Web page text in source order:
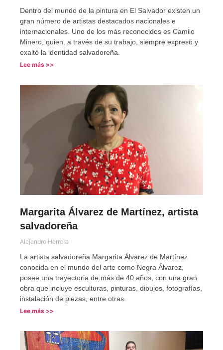
Dentro del mundo de la pintura en El Salvador existen un
gran número de artistas destacados nacionales e
internacionales. Uno de los más reconocidos es Camilo
Minero, quien, a través de su trabajo, siempre expresó y
exaltó la identidad salvadoreña.
Lee más >>
Margarita Álvarez de Martínez, artista
salvadoreña
Alejandro Herrera
La artista salvadoreña Margarita Álvarez de Martínez
conocida en el mundo del arte como Negra Álvarez,
posee una trayectoria de más de 40 años, con una gran
obra que incluye esculturas, pinturas, dibujos, fotografías,
instalación de piezas, entre otras.
Lee más >>